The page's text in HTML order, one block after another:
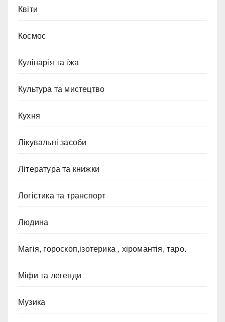
Квіти
Космос
Кулінарія та їжа
Культура та мистецтво
Кухня
Лікувальні засоби
Література та книжки
Логістика та транспорт
Людина
Магія, гороскоп,ізотерика , хіромантія, таро.
Міфи та легенди
Музика